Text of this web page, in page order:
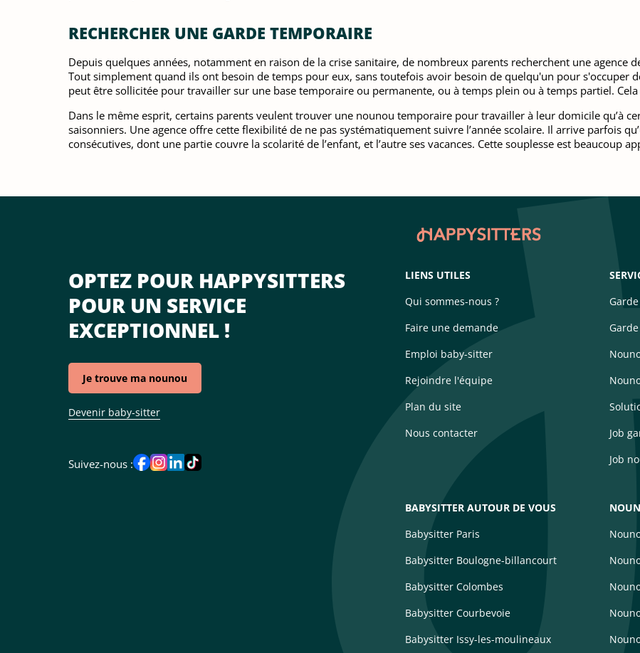
RECHERCHER UNE GARDE TEMPORAIRE
Depuis quelques années, notamment en raison de la crise sanitaire, de nombreux parents recherchent une agence
Tout simplement quand ils ont besoin de temps pour eux, sans toutefois avoir besoin de quelqu'un pour s'occuper
peut être sollicitée pour travailler sur une base temporaire ou permanente, ou à temps plein ou à temps partiel.
Dans le même esprit, certains parents veulent trouver une nounou temporaire pour travailler à leur domicile qu’à
saisonniers. Une agence offre cette flexibilité de ne pas systématiquement suivre l’année scolaire. Il arrive parfois
consécutives, dont une partie couvre la scolarité de l’enfant, et l’autre ses vacances. Cette souplesse est beaucoup
OPTEZ POUR HAPPYSITTERS
POUR UN SERVICE
EXCEPTIONNEL !
Je trouve ma nounou
Devenir baby-sitter
Suivez-nous :
LIENS UTILES
Qui sommes-nous ?
Faire une demande
Emploi baby-sitter
Rejoindre l'équipe
Plan du site
Nous contacter
Job
Job
BABYSITTER AUTOUR DE VOUS
Babysitter Paris
Babysitter Boulogne-billancourt
Babysitter Colombes
Babysitter Courbevoie
Babysitter Issy-les-moulineaux